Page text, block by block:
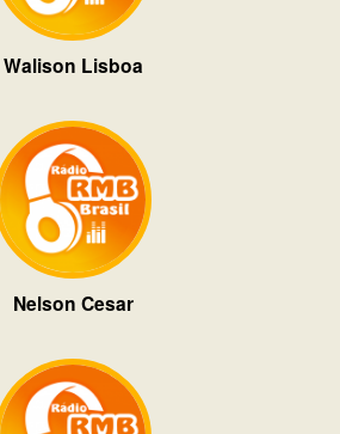
Walison Lisboa
Nelson Cesar